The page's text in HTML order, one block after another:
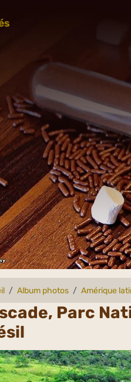
Album photos Amérique
Parc